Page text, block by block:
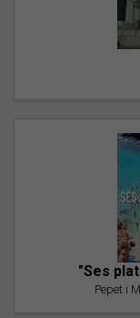
"Ses
Pepet i